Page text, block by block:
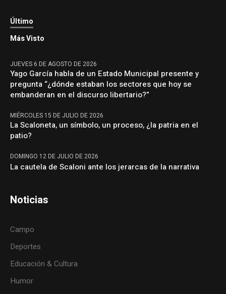
Último
Más Visto
JUEVES 6 DE AGOSTO DE 2026
Yago García habla de un Estado Municipal presente y
pregunta “¿dónde estaban los sectores que hoy se
embanderan en el discurso libertario?”
MIÉRCOLES 15 DE JULIO DE 2026
La Scaloneta, un símbolo, un proceso, ¿la patria en el
patio?
DOMINGO 12 DE JULIO DE 2026
La cautela de Scaloni ante los jerarcas de la narrativa
Noticias
Campo
Deportes
Educación & Cultura
Humor